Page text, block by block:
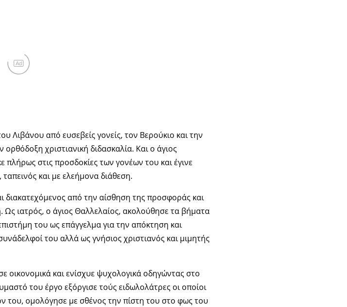
Ad
Λιβάνου από ευσεβείς γονείς, τον Βερούκιο και την
χριστιανική διδασκαλία. Και ο άγιος
στις προσδοκίες των γονέων του και έγινε
και με ελεήμονα διάθεση.
διακατεχόμενος από την αίσθηση της προσφοράς και
Ως ιατρός, ο άγιος Θαλλελαίος, ακολούθησε τα βήματα
του ως επάγγελμα για την απόκτηση και
του αλλά ως γνήσιος χριστιανός και μιμητής
και ενίσχυε ψυχολογικά οδηγώντας στο
του έργο εξόργισε τούς ειδωλολάτρες οι οποίοι
του, ομολόγησε με σθένος την πίστη του στο φως του